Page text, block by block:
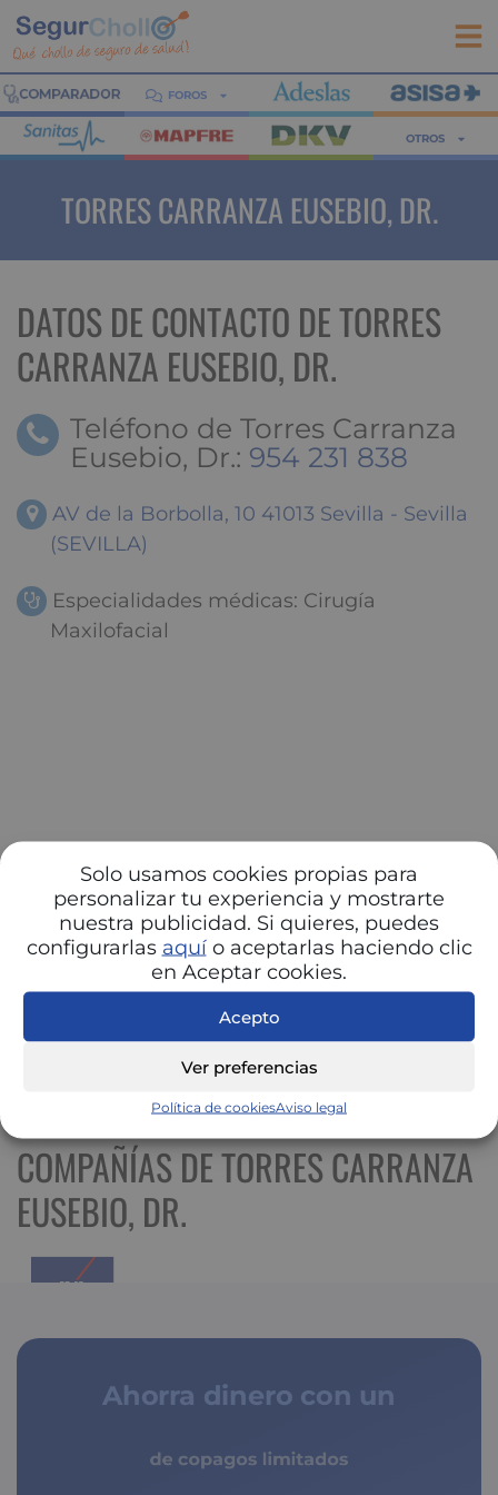
Solo usamos cookies propias para
personalizar tu experiencia y mostrarte
nuestra publicidad. Si quieres, puedes
configurarlas aquío aceptarlas haciendo clic
en Aceptar cookies.
Acepto
Ver preferencias
Política de cookiesAviso legal
FOROS
OTROS
TORRES CARRANZA EUSEBIO, DR.
DATOS DE CONTACTO DE TORRES
CARRANZA EUSEBIO, DR.
Teléfono de Torres Carranza
Eusebio, Dr.: 954 231 838
AV de la Borbolla, 10 41013 Sevilla - Sevilla
(SEVILLA)
Especialidades médicas: Cirugía
Maxilofacial
COMPAÑÍAS DE TORRES CARRANZA
EUSEBIO, DR.
Ahorra dinero con un
de copagos limitados